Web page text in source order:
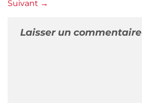
Suivant →
Laisser un commentaire